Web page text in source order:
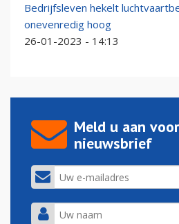
Bedrijfsleven hekelt
onevenredig hoog
26-01-2023 - 14:13
Meld u aan
nieuwsbrief